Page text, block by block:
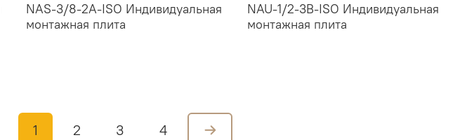
NAS-3/8-2A-ISO Индивидуальная
монтажная плита
NAU-1/2-3B-ISO Индивидуальная
монтажная плита
1 2 3 4